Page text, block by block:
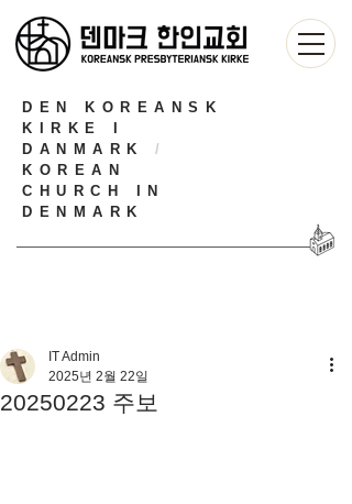
DEN KOREANSK
KIRKE I
DANMARK /
KOREAN
CHURCH IN
DENMARK
20250223 주보
IT Admin
2025년 2월 22일